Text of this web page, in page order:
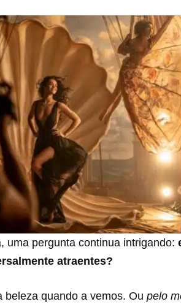
uma pergunta continua intrigando:
atraentes?
beleza quando a vemos. Ou pelo